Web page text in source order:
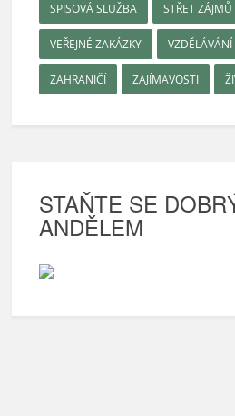
SPISOVÁ SLUŽBA STŘET ZÁJMŮ
VEŘEJNÉ ZAKÁZKY
ZAHRANIČÍ ZAJÍMAVOSTI
STAŇTE SE
ANDĚLEM